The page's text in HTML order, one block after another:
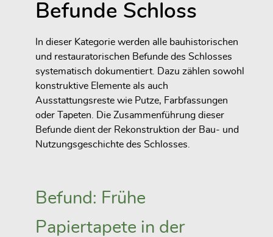
Befunde Schloss
In dieser Kategorie werden alle bauhistorischen
und restauratorischen Befunde des Schlosses
systematisch dokumentiert. Dazu zählen sowohl
konstruktive Elemente als auch
Ausstattungsreste wie Putze, Farbfassungen
oder Tapeten. Die Zusammenführung dieser
Befunde dient der Rekonstruktion der Bau- und
Nutzungsgeschichte des Schlosses.
Befund: Frühe
Papiertapete in der